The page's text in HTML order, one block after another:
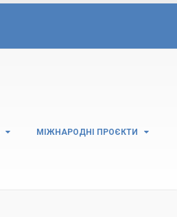
МІЖНАРОДНІ ПРОЄКТИ